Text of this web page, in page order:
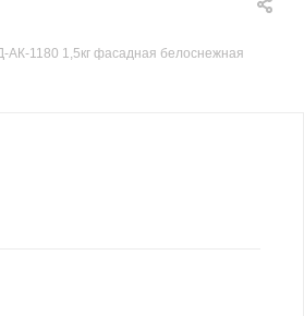
АК-1180 1,5кг фасадная белоснежная